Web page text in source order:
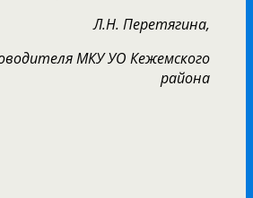
Л.Н. Перетягина,
МКУ УО Кежемского
района